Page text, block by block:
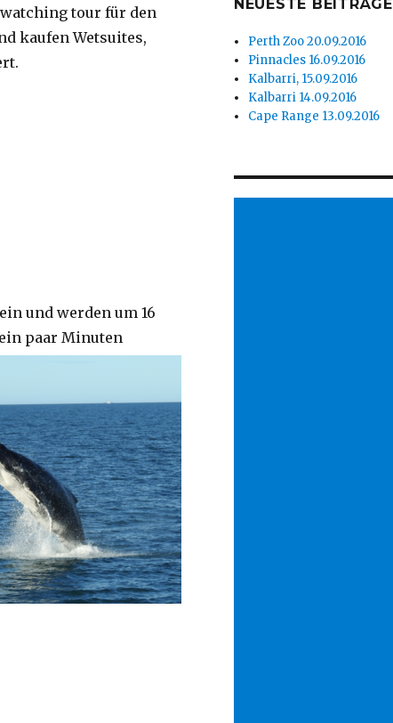
tour für den
kaufen Wetsuites,
und werden um 16
paar Minuten
NEUESTE BEITRÄGE
Perth Zoo 20.09.2016
Pinnacles 16.09.2016
Kalbarri, 15.09.2016
Kalbarri 14.09.2016
Cape Range 13.09.2016